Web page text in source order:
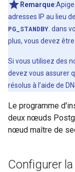
Remarque
adresses IP au lieu
PG_STANDBY . dans
plus, vous devez
Si vous utilisez des
devez vous assurer
résolus à l’aide de
Le programme
deux nœuds
nœud maître de
Configurer